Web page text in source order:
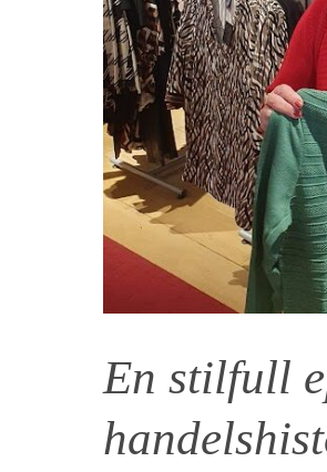
En stilfull